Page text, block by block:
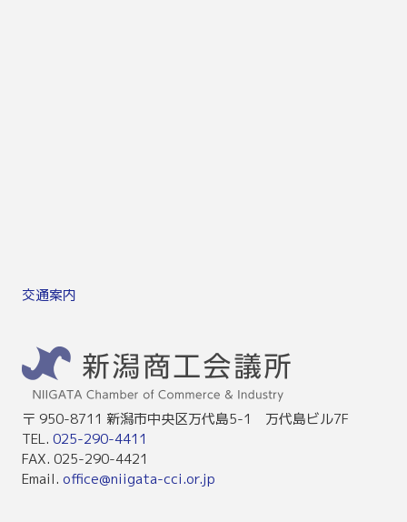
交通案内
〒 950-8711 新潟市中央区万代島5-1 万代島ビル7F
TEL. 025-290-4411
FAX. 025-290-4421
Email. office@niigata-cci.or.jp